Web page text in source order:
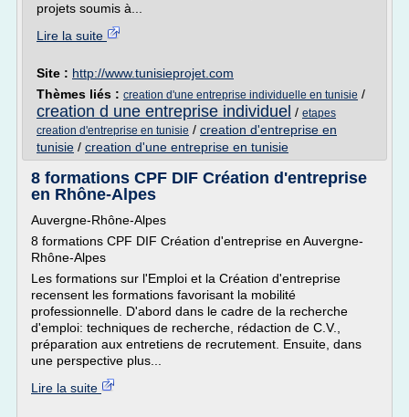
projets soumis à...
Lire la suite
Site : http://www.tunisieprojet.com
Thèmes liés : creation d'une entreprise individuelle en tunisie /
creation d une entreprise individuel / etapes
creation d'entreprise en tunisie / creation d'entreprise en
tunisie / creation d'une entreprise en tunisie
8 formations CPF DIF Création d'entreprise
en Rhône-Alpes
Auvergne-Rhône-Alpes
8 formations CPF DIF Création d'entreprise en Auvergne-
Rhône-Alpes
Les formations sur l'Emploi et la Création d'entreprise
recensent les formations favorisant la mobilité
professionnelle. D'abord dans le cadre de la recherche
d'emploi: techniques de recherche, rédaction de C.V.,
préparation aux entretiens de recrutement. Ensuite, dans
une perspective plus...
Lire la suite